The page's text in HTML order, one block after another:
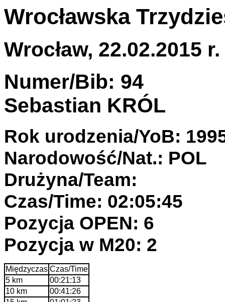
Wrocławska
Wrocław, 22.02.2015 r.
Numer/Bib: 94
Sebastian KRÓL
Rok urodzenia/YoB:
Narodowość/Nat.: POL
Drużyna/Team:
Czas/Time: 02:05:45
Pozycja OPEN: 6
Pozycja w M20: 2
Międzyczas Czas/Time
5 km
00:21:13
10 km
00:41:26